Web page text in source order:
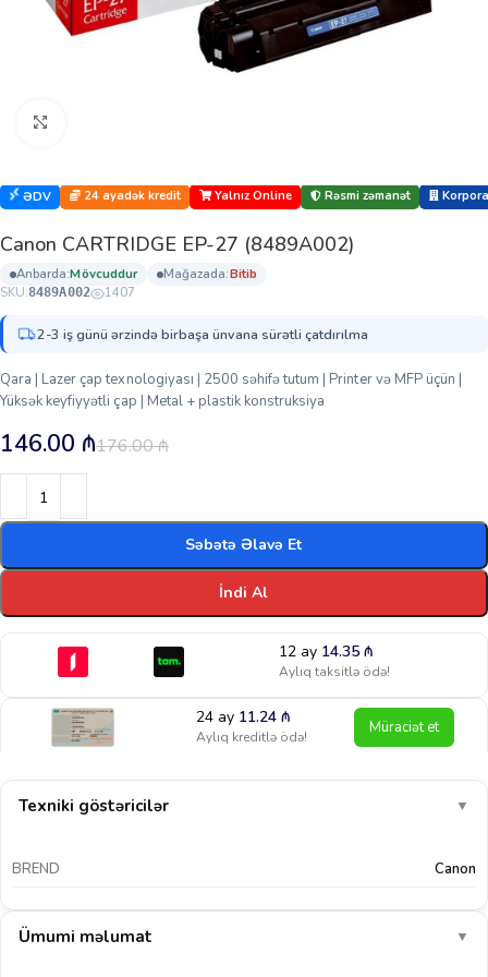
ƏDV 24 ayadək kredit Yalnız Online Rəsmi zəmanət
Canon CARTRIDGE EP-27 (8489A002)
anbarda: mövcuddur mağazada:
bi̇ti̇b
SKU:8489A002 1407
2-3 iş günü ərzində birbaşa ünvana sürətli çatdırılma
Qara | Lazer çap texnologiyası | 2500 səhifə tutum | Printer və MFP üçün |
Yüksək keyfiyyətli çap | Metal + plastik konstruksiya
176.00₼
146.00 ₼
Səbətə Əlavə Et
İndi Al
12 ay 14.35 ₼
Aylıq taksitlə ödə!
24 ay 11.24₼
Aylıq kreditlə ödə! Müraciət et
Texniki göstəricilər ▼
BREND Canon
Ümumi məlumat ▼